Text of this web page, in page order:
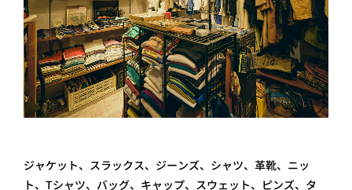
ジャケット、スラックス、ジーンズ、シャツ、革靴、ニッ
ト、Tシャツ、バッグ、キャップ、スウェット、ピンズ、タ